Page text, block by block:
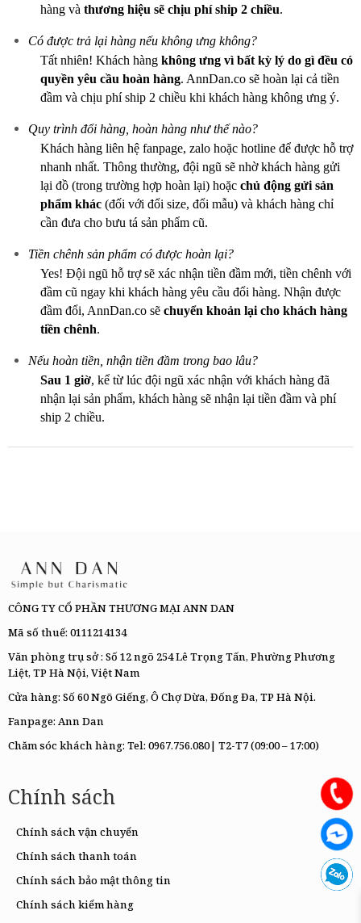
hàng và thương hiệu sẽ chịu phí ship 2 chiều.
Có được trả lại hàng nếu không ưng không?
Tất nhiên! Khách hàng không ưng vì bất kỳ lý do gì đều có
quyền yêu cầu hoàn hàng. AnnDan.co sẽ hoàn lại cả tiền
đầm và chịu phí ship 2 chiều khi khách hàng không ưng ý.
Quy trình đổi hàng, hoàn hàng như thế nào?
Khách hàng liên hệ fanpage, zalo hoặc hotline để được hỗ trợ
nhanh nhất. Thông thường, đội ngũ sẽ nhờ khách hàng gửi
lại đồ (trong trường hợp hoàn lại) hoặc chủ động gửi sản
phẩm khác (đối với đổi size, đổi mẫu) và khách hàng chỉ
cần đưa cho bưu tá sản phẩm cũ.
Tiền chênh sản phẩm có được hoàn lại?
Yes! Đội ngũ hỗ trợ sẽ xác nhận tiền đầm mới, tiền chênh với
đầm cũ ngay khi khách hàng yêu cầu đổi hàng. Nhận được
đầm đổi, AnnDan.co sẽ chuyển khoản lại cho khách hàng
tiền chênh.
Nếu hoàn tiền, nhận tiền đầm trong bao lâu?
Sau 1 giờ, kể từ lúc đội ngũ xác nhận với khách hàng đã
nhận lại sản phẩm, khách hàng sẽ nhận lại tiền đầm và phí
ship 2 chiều.
CÔNG TY CỔ PHẦN THƯƠNG MẠI ANN DAN
Mã số thuế: 0111214134
Văn phòng trụ sở : Số 12 ngõ 254 Lê Trọng Tấn, Phường Phương
Liệt, TP Hà Nội, Việt Nam
Cửa hàng: Số 60 Ngõ Giếng, Ô Chợ Dừa, Đống Đa, TP Hà Nội.
Fanpage: Ann Dan
Chăm sóc khách hàng: Tel: 0967.756.080| T2-T7 (09:00 – 17:00)
Chính sách
Chính sách vận chuyển
Chính sách thanh toán
Chính sách bảo mật thông tin
Chính sách kiểm hàng